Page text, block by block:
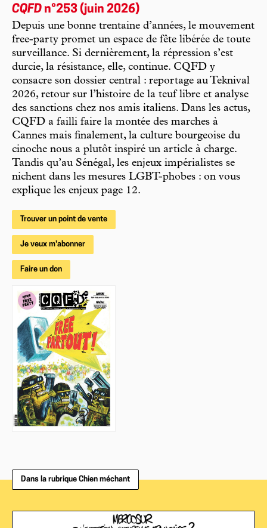
CQFD n°253 (juin 2026)
Depuis une bonne trentaine d’années, le mouvement
free-party promet un espace de fête libérée de toute
surveillance. Si dernièrement, la répression s’est
durcie, la résistance, elle, continue. CQFD y
consacre son dossier central : reportage au Teknival
2026, retour sur l’histoire de la teuf libre et analyse
des sanctions chez nos amis italiens. Dans les actus,
CQFD a failli faire la montée des marches à
Cannes mais finalement, la culture bourgeoise du
cinoche nous a plutôt inspiré un article à charge.
Tandis qu’au Sénégal, les enjeux impérialistes se
nichent dans les mesures LGBT-phobes : on vous
explique les enjeux page 12.
Trouver un point de vente
Je veux m'abonner
Faire un don
Dans la rubrique Chien méchant